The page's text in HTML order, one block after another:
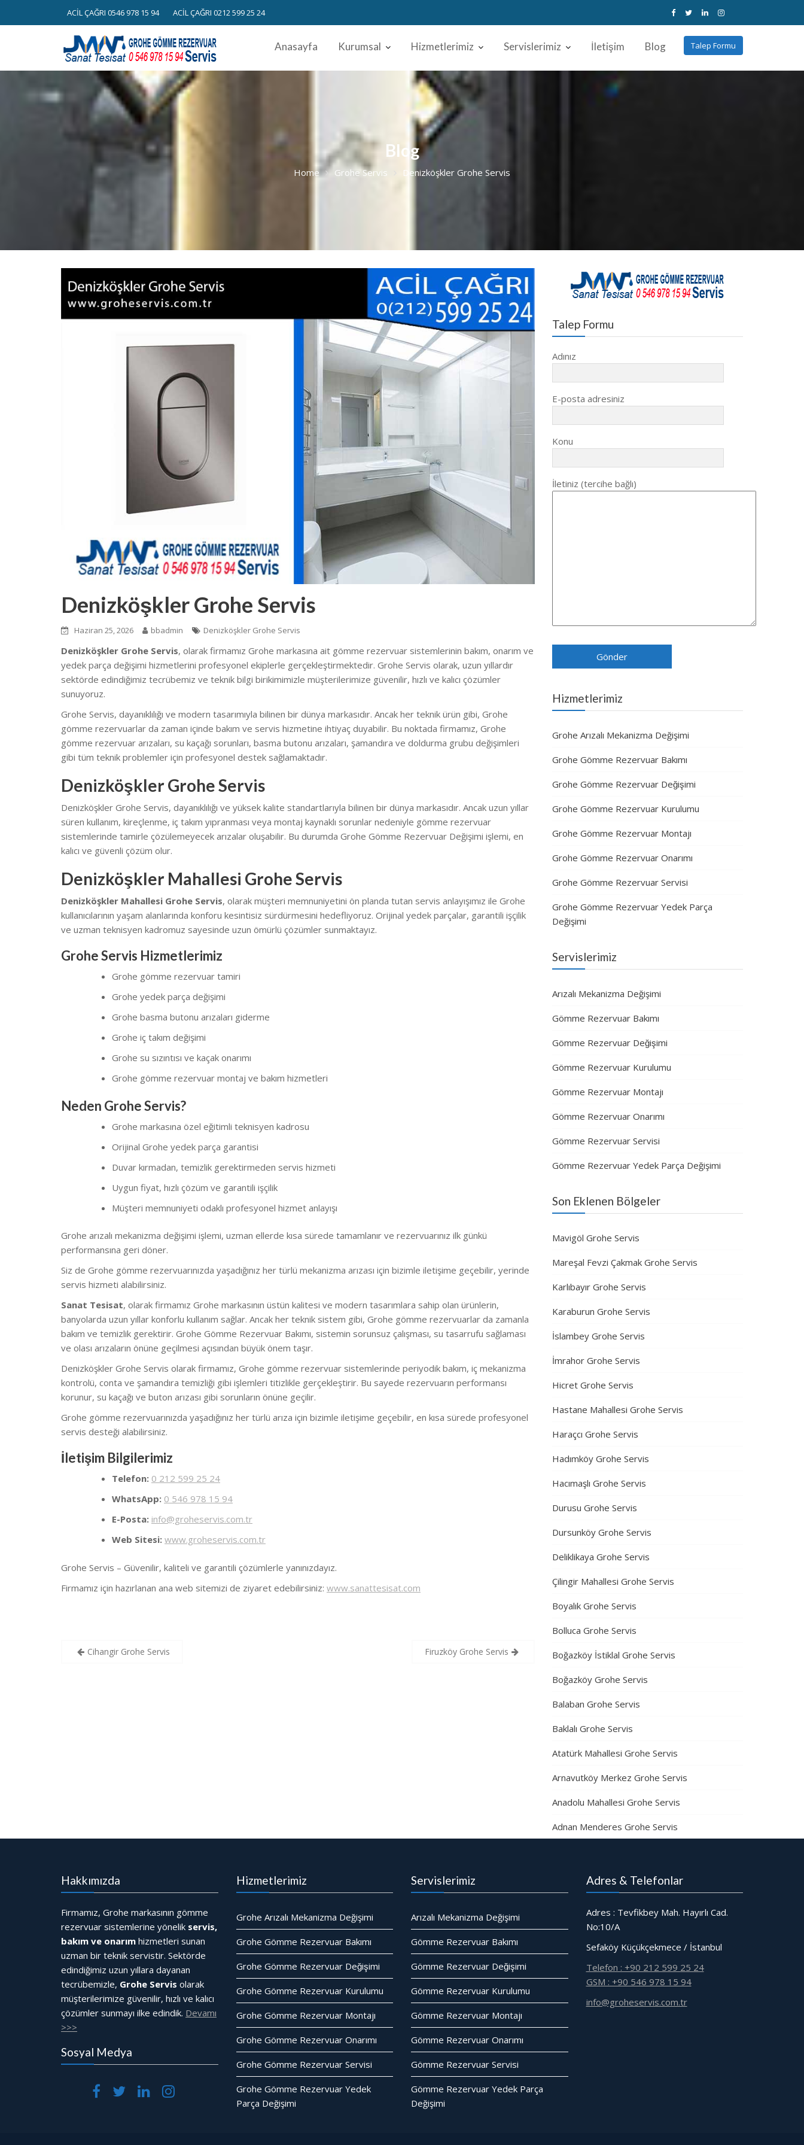
ACİL ÇAĞRI 0546 978 15 94 ACİL ÇAĞRI 0212 599 25 24
Talep Formu
Anasayfa Kurumsal Hizmetlerimiz Servislerimiz İletişim Blog
Blog
Home Grohe Servis Denizköşkler Grohe Servis
Denizköşkler Grohe Servis
Haziran 25, 2026 bbadmin Denizköşkler Grohe Servis
Denizköşkler Grohe Servis, olarak firmamız Grohe markasına ait gömme rezervuar sistemlerinin bakım, onarım ve
yedek parça değişimi hizmetlerini profesyonel ekiplerle gerçekleştirmektedir. Grohe Servis olarak, uzun yıllardır
sektörde edindiğimiz tecrübemiz ve teknik bilgi birikimimizle müşterilerimize güvenilir, hızlı ve kalıcı çözümler
sunuyoruz.
Grohe Servis, dayanıklılığı ve modern tasarımıyla bilinen bir dünya markasıdır. Ancak her teknik ürün gibi, Grohe
gömme rezervuarlar da zaman içinde bakım ve servis hizmetine ihtiyaç duyabilir. Bu noktada firmamız, Grohe
gömme rezervuar arızaları, su kaçağı sorunları, basma butonu arızaları, şamandıra ve doldurma grubu değişimleri
gibi tüm teknik problemler için profesyonel destek sağlamaktadır.
Denizköşkler Grohe Servis
Denizköşkler Grohe Servis, dayanıklılığı ve yüksek kalite standartlarıyla bilinen bir dünya markasıdır. Ancak uzun yıllar
süren kullanım, kireçlenme, iç takım yıpranması veya montaj kaynaklı sorunlar nedeniyle gömme rezervuar
sistemlerinde tamirle çözülemeyecek arızalar oluşabilir. Bu durumda Grohe Gömme Rezervuar Değişimi işlemi, en
kalıcı ve güvenli çözüm olur.
Denizköşkler Mahallesi Grohe Servis
Denizköşkler Mahallesi Grohe Servis, olarak müşteri memnuniyetini ön planda tutan servis anlayışımız ile Grohe
kullanıcılarının yaşam alanlarında konforu kesintisiz sürdürmesini hedefliyoruz. Orijinal yedek parçalar, garantili işçilik
ve uzman teknisyen kadromuz sayesinde uzun ömürlü çözümler sunmaktayız.
Grohe Servis Hizmetlerimiz
Grohe gömme rezervuar tamiri
Grohe yedek parça değişimi
Grohe basma butonu arızaları giderme
Grohe iç takım değişimi
Grohe su sızıntısı ve kaçak onarımı
Grohe gömme rezervuar montaj ve bakım hizmetleri
Neden Grohe Servis?
Grohe markasına özel eğitimli teknisyen kadrosu
Orijinal Grohe yedek parça garantisi
Duvar kırmadan, temizlik gerektirmeden servis hizmeti
Uygun fiyat, hızlı çözüm ve garantili işçilik
Müşteri memnuniyeti odaklı profesyonel hizmet anlayışı
Grohe arızalı mekanizma değişimi işlemi, uzman ellerde kısa sürede tamamlanır ve rezervuarınız ilk günkü
performansına geri döner.
Siz de Grohe gömme rezervuarınızda yaşadığınız her türlü mekanizma arızası için bizimle iletişime geçebilir, yerinde
servis hizmeti alabilirsiniz.
Sanat Tesisat, olarak firmamız Grohe markasının üstün kalitesi ve modern tasarımlara sahip olan ürünlerin,
banyolarda uzun yıllar konforlu kullanım sağlar. Ancak her teknik sistem gibi, Grohe gömme rezervuarlar da zamanla
bakım ve temizlik gerektirir. Grohe Gömme Rezervuar Bakımı, sistemin sorunsuz çalışması, su tasarrufu sağlaması
ve olası arızaların önüne geçilmesi açısından büyük önem taşır.
Denizköşkler Grohe Servis olarak firmamız, Grohe gömme rezervuar sistemlerinde periyodik bakım, iç mekanizma
kontrolü, conta ve şamandıra temizliği gibi işlemleri titizlikle gerçekleştirir. Bu sayede rezervuarın performansı
korunur, su kaçağı ve buton arızası gibi sorunların önüne geçilir.
Grohe gömme rezervuarınızda yaşadığınız her türlü arıza için bizimle iletişime geçebilir, en kısa sürede profesyonel
servis desteği alabilirsiniz.
İletişim Bilgilerimiz
Telefon: 0 212 599 25 24
WhatsApp: 0 546 978 15 94
E-Posta: info@groheservis.com.tr
Web Sitesi: www.groheservis.com.tr
Grohe Servis – Güvenilir, kaliteli ve garantili çözümlerle yanınızdayız.
Firmamız için hazırlanan ana web sitemizi de ziyaret edebilirsiniz: www.sanattesisat.com
YazıCihangir Grohe Servis Firuzköy Grohe Servis
Talep Formu
Adınız
E-posta adresiniz
Konu
İletiniz (tercihe bağlı)
Hizmetlerimiz
Grohe Arızalı Mekanizma Değişimi
Grohe Gömme Rezervuar Bakımı
Grohe Gömme Rezervuar Değişimi
Grohe Gömme Rezervuar Kurulumu
Grohe Gömme Rezervuar Montajı
Grohe Gömme Rezervuar Onarımı
Grohe Gömme Rezervuar Servisi
Grohe Gömme Rezervuar Yedek Parça
Değişimi
Servislerimiz
Arızalı Mekanizma Değişimi
Gömme Rezervuar Bakımı
Gömme Rezervuar Değişimi
Gömme Rezervuar Kurulumu
Gömme Rezervuar Montajı
Gömme Rezervuar Onarımı
Gömme Rezervuar Servisi
Gömme Rezervuar Yedek Parça Değişimi
Son Eklenen Bölgeler
Mavigöl Grohe Servis
Mareşal Fevzi Çakmak Grohe Servis
Karlıbayır Grohe Servis
Karaburun Grohe Servis
İslambey Grohe Servis
İmrahor Grohe Servis
Hicret Grohe Servis
Hastane Mahallesi Grohe Servis
Haraçcı Grohe Servis
Hadımköy Grohe Servis
Hacımaşlı Grohe Servis
Durusu Grohe Servis
Dursunköy Grohe Servis
Deliklikaya Grohe Servis
Çilingir Mahallesi Grohe Servis
Boyalık Grohe Servis
Bolluca Grohe Servis
Boğazköy İstiklal Grohe Servis
Boğazköy Grohe Servis
Balaban Grohe Servis
Baklalı Grohe Servis
Atatürk Mahallesi Grohe Servis
Arnavutköy Merkez Grohe Servis
Anadolu Mahallesi Grohe Servis
Adnan Menderes Grohe Servis
Hakkımızda
Firmamız, Grohe markasının gömme
rezervuar sistemlerine yönelik servis,
bakım ve onarım hizmetleri sunan
uzman bir teknik servistir. Sektörde
edindiğimiz uzun yıllara dayanan
tecrübemizle, Grohe Servis olarak
müşterilerimize güvenilir, hızlı ve kalıcı
çözümler sunmayı ilke edindik. Devamı
>>>
Sosyal Medya
Hizmetlerimiz
Grohe Arızalı Mekanizma Değişimi
Grohe Gömme Rezervuar Bakımı
Grohe Gömme Rezervuar Değişimi
Grohe Gömme Rezervuar Kurulumu
Grohe Gömme Rezervuar Montajı
Grohe Gömme Rezervuar Onarımı
Grohe Gömme Rezervuar Servisi
Grohe Gömme Rezervuar Yedek
Parça Değişimi
Servislerimiz
Arızalı Mekanizma Değişimi
Gömme Rezervuar Bakımı
Gömme Rezervuar Değişimi
Gömme Rezervuar Kurulumu
Gömme Rezervuar Montajı
Gömme Rezervuar Onarımı
Gömme Rezervuar Servisi
Gömme Rezervuar Yedek Parça
Değişimi
Adres & Telefonlar
Adres : Tevfikbey Mah. Hayırlı Cad.
No:10/A
Sefaköy Küçükçekmece / İstanbul
Telefon : +90 212 599 25 24
GSM : +90 546 978 15 94
info@groheservis.com.tr